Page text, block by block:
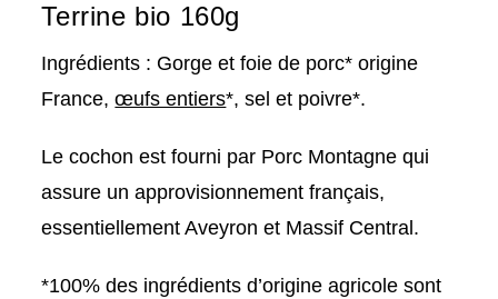
Terrine bio 160g
Ingrédients : Gorge et foie de porc* origine
France,œufs entiers*, sel et poivre*.
Le cochon est fourni par Porc Montagne qui
assure un approvisionnement français,
essentiellement Aveyron et Massif Central.
*100% des ingrédients d’origine agricole sont